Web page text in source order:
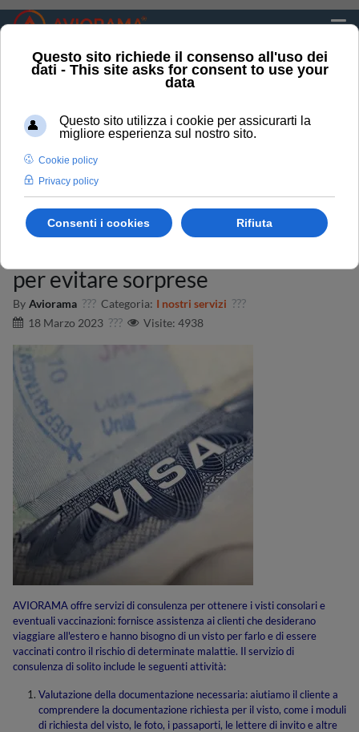
VISTI E VACCINAZIONI: UNA CONSULENZA
NECESSARIA E ATTENTA PER EVITARE
Sei qui:Home Servizi
Visti e vaccinazioni: una
per evitare sorprese
By Aviorama Categoria: I nostri servizi
18 Marzo 2023
Visite: 4938
AVIORAMA offre servizi di consulenza per ottenere i visti consolari e
eventuali vaccinazioni: fornisce assistenza ai clienti che desiderano
viaggiare all'estero e hanno bisogno di un visto per farlo e di essere
vaccinati contro il rischio di determinate malattie. Il servizio di
consulenza di solito include le seguenti attività:
Valutazione della documentazione necessaria: aiutiamo il cliente a
comprendere la documentazione richiesta per il visto, come i moduli
di richiesta del visto, le foto, i passaporti, le lettere di invito e altre